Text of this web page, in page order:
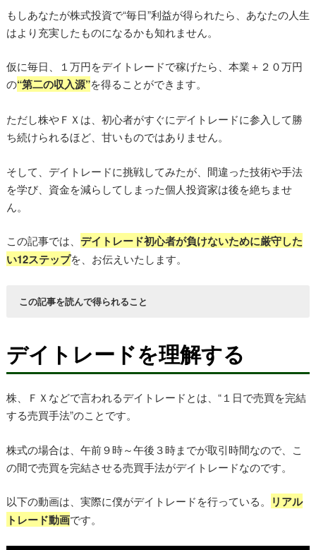
もしあなたが株式投資で“毎日”利益が得られたら、あなたの人生
はより充実したものになるかも知れません。
仮に毎日、１万円をデイトレードで稼げたら、本業＋２０万円
の“第二の収入源”を得ることができます。
ただし株やＦＸは、初心者がすぐにデイトレードに参入して勝
ち続けられるほど、甘いものではありません。
そして、デイトレードに挑戦してみたが、間違った技術や手法
を学び、資金を減らしてしまった個人投資家は後を絶ちませ
ん。
この記事では、 デイトレード初心者が負けないために厳守した
い12ステップを、お伝えいたします。
この記事を読んで得られること
リアルタイムのデイトレード動画で、実際のデイトレードを
体験できる
きる
デイトレードを理解する
株、ＦＸなどで言われるデイトレードとは、“１日で売買を完結
する売買手法”のことです。
株式の場合は、午前９時～午後３時までが取引時間なので、こ
の間で売買を完結させる売買手法がデイトレードなのです。
以下の動画は、実際に僕がデイトレードを行っている。
リアル
トレード動画です。